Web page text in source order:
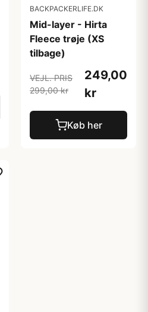
BACKPACKERLIFE.DK
Mid-layer - Hirta
Fleece trøje (XS
tilbage)
VEJL. PRIS
299,00 kr
249,00
kr
Køb her